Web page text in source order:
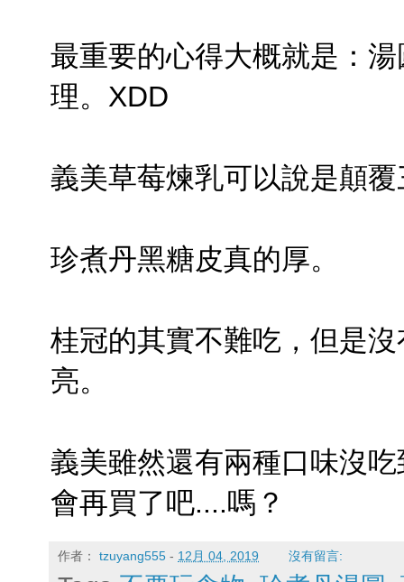
最重要的心得大概就是：
理。XDD
義美草莓煉乳可以說是顛
珍煮丹黑糖皮真的厚。
桂冠的其實不難吃，但是
亮。
義美雖然還有兩種口味沒
會再買了吧....嗎？
作者： tzuyang555 - 12月 04, 2019 沒有留言: